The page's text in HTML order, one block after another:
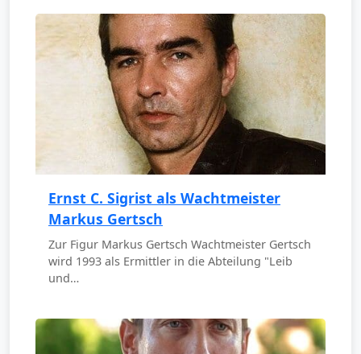
Ernst C. Sigrist als Wachtmeister
Markus Gertsch
Zur Figur Markus Gertsch Wachtmeister Gertsch
wird 1993 als Ermittler in die Abteilung "Leib
und…